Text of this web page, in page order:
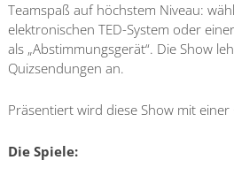
Teamspaß auf höchstem Niveau:
elektronischen TED-System oder
als „Abstimmungsgerät“. Die Show
Quizsendungen an.
Präsentiert wird diese Show mit
Die Spiele: